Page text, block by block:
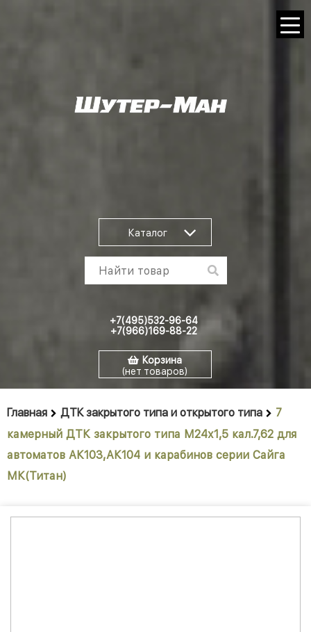
Каталог
+7(495)532-96-64
+7(966)169-88-22
Корзина
(нет товаров)
Главная ДТК закрытого типа и открытого типа
7
камерный ДТК закрытого типа М24х1,5 кал.7,62 для
автоматов АК103,АК104 и карабинов серии Сайга
МК(Титан)